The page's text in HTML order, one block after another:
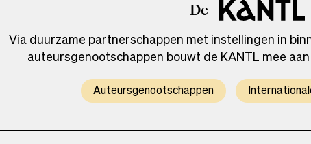
De
Via duurzame partnerschappen met instellingen in
auteursgenootschappen bouwt de KANTL mee
Auteursgenootschappen